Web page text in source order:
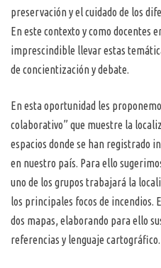
preservación y el cuidado de los
En este contexto y como docentes
imprescindible llevar estas
de concientización y debate.
En esta oportunidad les
colaborativo” que muestre la
espacios donde se han registrado
en nuestro país. Para ello
uno de los grupos trabajará la
los principales focos de incendios.
dos mapas, elaborando para ello
referencias y lenguaje cartográfico.